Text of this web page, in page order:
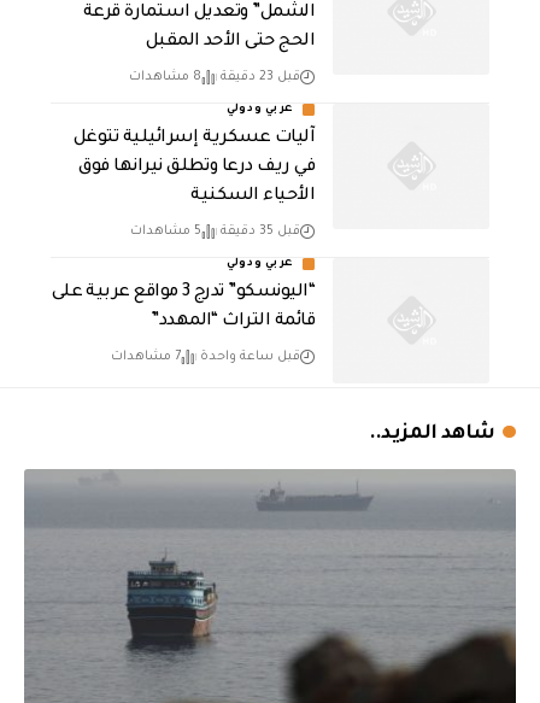
الشمل” وتعديل استمارة قرعة
الحج حتى الأحد المقبل
قبل 23 دقيقة 8 مشاهدات
عربي ودولي
آليات عسكرية إسرائيلية تتوغل
في ريف درعا وتطلق نيرانها فوق
الأحياء السكنية
قبل 35 دقيقة 5 مشاهدات
عربي ودولي
“اليونسكو” تدرج 3 مواقع عربية على
قائمة التراث “المهدد”
قبل ساعة واحدة 7 مشاهدات
شاهد المزيد..